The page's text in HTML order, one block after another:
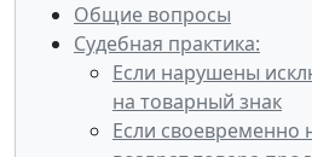
Общие вопросы
Судебная практика:
Если нарушены
на товарный знак
Если своевременно